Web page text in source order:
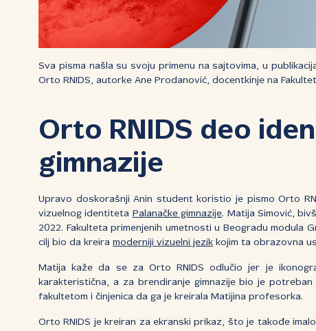
Sva pisma našla su svoju primenu na sajtovima, u
Orto RNIDS, autorke Ane Prodanović, docentkinje na
Orto RNIDS deo
gimnazije
Upravo doskorašnji Anin student koristio je pismo Orto
vizuelnog identiteta
Palanačke gimnazije. Matija Simović,
2022. Fakulteta primenjenih umetnosti u Beogradu
cilj bio da kreira moderniji vizuelni jezik kojim ta obrazovna
Matija kaže da se za Orto RNIDS odlučio jer je
karakteristična, a za brendiranje gimnazije bio je
fakultetom i činjenica da ga je kreirala Matijina profesorka.
Orto RNIDS je kreiran za ekranski prikaz, što je takođe